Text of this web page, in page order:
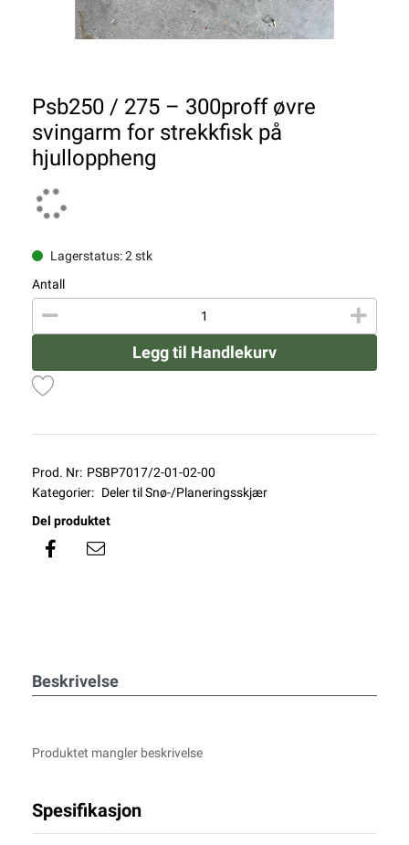
Psb250 / 275 – 300proff øvre
svingarm for strekkfisk på
hjulloppheng
Lagerstatus: 2 stk
Antall
Legg til Handlekurv
Prod. Nr: PSBP7017/2-01-02-00
Kategorier: Deler til Snø-/Planeringsskjær
Del produktet
Beskrivelse
Produktet mangler beskrivelse
Spesifikasjon